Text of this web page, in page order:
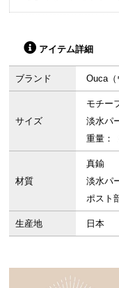
アイテム詳細
ブランド Ouca（
サイズ
モチー
淡
重量：
材質
真鍮
淡
ポスト
生産地 日本